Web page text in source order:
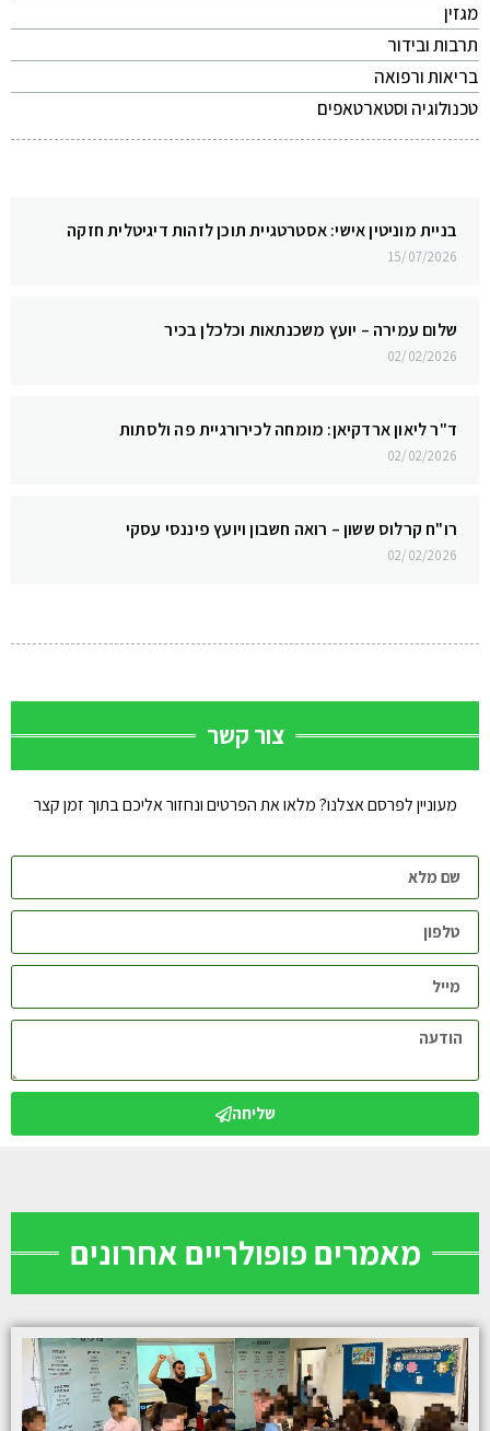
מגזין
תרבות ובידור
בריאות ורפואה
טכנולוגיה וסטארטאפים
בניית מוניטין אישי: אסטרטגיית תוכן לזהות דיגיטלית חזקה
15/07/2026
שלום עמירה – יועץ משכנתאות וכלכלן בכיר
02/02/2026
ד"ר ליאון ארדקיאן: מומחה לכירורגיית פה ולסתות
02/02/2026
רו"ח קרלוס ששון – רואה חשבון ויועץ פיננסי עסקי
02/02/2026
צור קשר
מעוניין לפרסם אצלנו? מלאו את הפרטים ונחזור אליכם בתוך זמן קצר
שליחה
מאמרים פופולריים אחרונים